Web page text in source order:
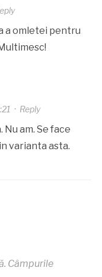
a omletei pentru
· Reply
Nu am. Se face
varianta asta.
Câmpurile